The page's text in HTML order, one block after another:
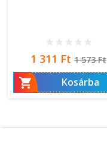
Ár
1 311 Ft Normál
ár
1 573 Ft
 Kosárba